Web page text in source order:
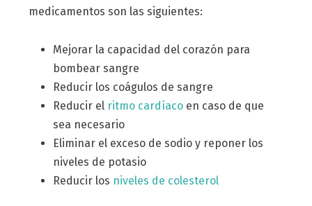
medicamentos son las siguientes:
Mejorar la capacidad del corazón para
bombear sangre
Reducir los coágulos de sangre
Reducir el ritmo cardíacoen caso de que
sea necesario
Eliminar el exceso de sodio y reponer los
niveles de potasio
Reducir los niveles de colesterol